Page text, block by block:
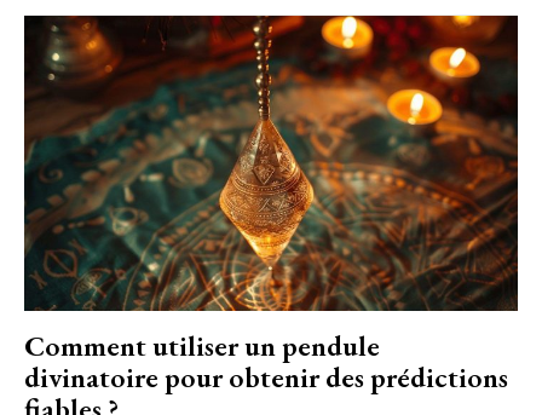
Comment utiliser un pendule
divinatoire pour obtenir des prédictions